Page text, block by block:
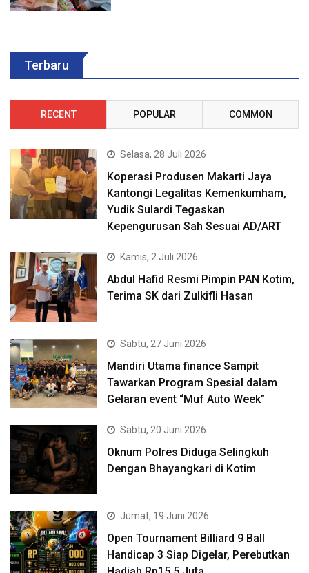
Terbaru
RECENT POPULAR COMMON
Selasa, 28 Juli 2026
Koperasi Produsen Makarti Jaya
Kantongi Legalitas Kemenkumham,
Yudik Sulardi Tegaskan
Kepengurusan Sah Sesuai AD/ART
Kamis, 2 Juli 2026
Abdul Hafid Resmi Pimpin PAN Kotim,
Terima SK dari Zulkifli Hasan
Sabtu, 27 Juni 2026
Mandiri Utama finance Sampit
Tawarkan Program Spesial dalam
Gelaran event “Muf Auto Week”
Sabtu, 20 Juni 2026
Oknum Polres Diduga Selingkuh
Dengan Bhayangkari di Kotim
Jumat, 19 Juni 2026
Open Tournament Billiard 9 Ball
Handicap 3 Siap Digelar, Perebutkan